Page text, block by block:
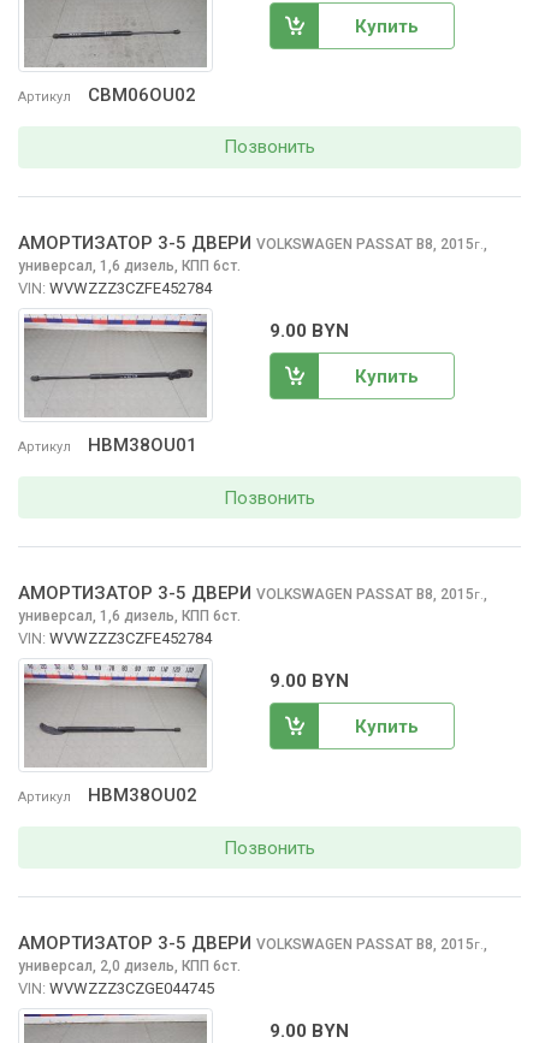
Артикул CBM06OU02
Купить
Позвонить
Артикул HBM38OU01
АМОРТИЗАТОР 3-5 ДВЕРИ VOLKSWAGEN PASSAT B8, 2015г.
универсал, 1,6 дизель, КПП 6ст.
VIN: WVWZZZ3CZFE452784
9.00 BYN
Купить
Позвонить
Артикул HBM38OU02
АМОРТИЗАТОР 3-5 ДВЕРИ VOLKSWAGEN PASSAT B8, 2015г.
универсал, 1,6 дизель, КПП 6ст.
VIN: WVWZZZ3CZFE452784
9.00 BYN
Купить
Позвонить
АМОРТИЗАТОР 3-5 ДВЕРИ VOLKSWAGEN PASSAT B8, 2015г.
универсал, 2,0 дизель, КПП 6ст.
VIN: WVWZZZ3CZGE044745
9.00 BYN